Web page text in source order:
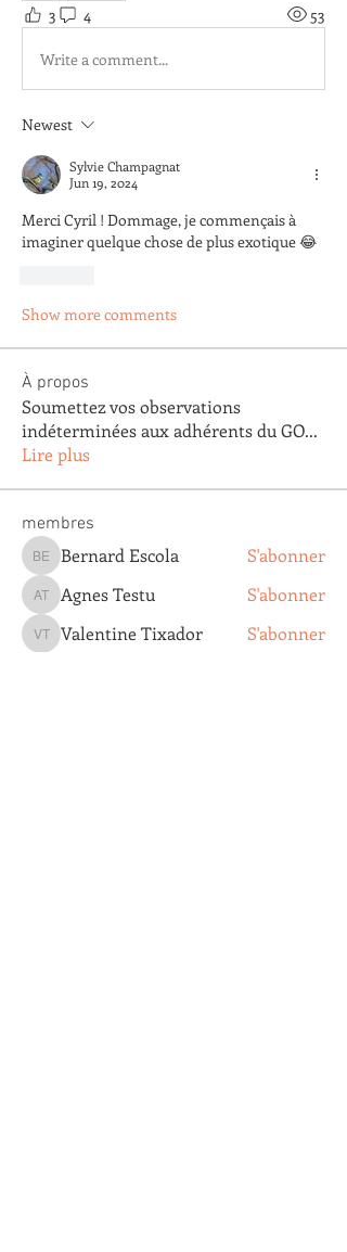
3 4 53
Write a comment...
Newest
Sylvie Champagnat
Jun 19, 2024
Merci Cyril ! Dommage, je commençais à
imaginer quelque chose de plus exotique 😂
Show more comments
À propos
Soumettez vos observations
indéterminées aux adhérents du GO...
Lire plus
membres
Bernard Escola
Bernard Escola S'abonner
Agnes Testu
Agnes Testu S'abonner
Valentine Tixador
Valentine Tixador S'abonner